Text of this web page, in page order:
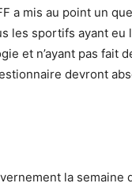
a mis au point un
les sportifs ayant
et n’ayant pas fait
devront
la